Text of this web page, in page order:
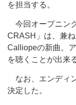
を担当する。
今回オープニン
CRASH」は、兼
Calliopeの新曲。
を聴くことが出来
なお、エンディ
決定した。